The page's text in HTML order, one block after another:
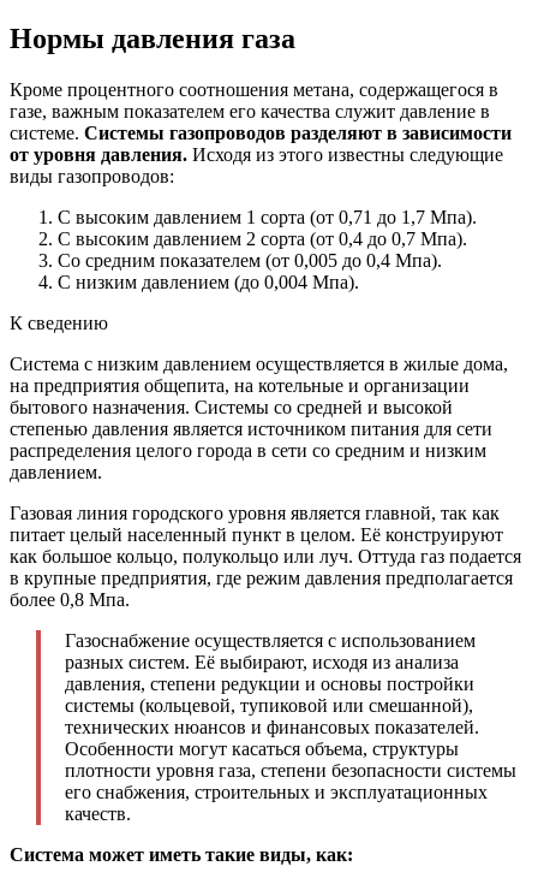
Нормы давления газа
Кроме процентного соотношения метана, содержащегося в
газе, важным показателем его качества служит давление в
системе. Системы газопроводов разделяют в зависимости
от уровня давления. Исходя из этого известны следующие
виды газопроводов:
С высоким давлением 1 сорта (от 0,71 до 1,7 Мпа).
С высоким давлением 2 сорта (от 0,4 до 0,7 Мпа).
Со средним показателем (от 0,005 до 0,4 Мпа).
С низким давлением (до 0,004 Мпа).
К сведению
Система с низким давлением осуществляется в жилые дома,
на предприятия общепита, на котельные и организации
бытового назначения. Системы со средней и высокой
степенью давления является источником питания для сети
распределения целого города в сети со средним и низким
давлением.
Газовая линия городского уровня является главной, так как
питает целый населенный пункт в целом. Её конструируют
как большое кольцо, полукольцо или луч. Оттуда газ подается
в крупные предприятия, где режим давления предполагается
более 0,8 Мпа.
Газоснабжение осуществляется с использованием
разных систем. Её выбирают, исходя из анализа
давления, степени редукции и основы постройки
системы (кольцевой, тупиковой или смешанной),
технических нюансов и финансовых показателей.
Особенности могут касаться объема, структуры
плотности уровня газа, степени безопасности системы
его снабжения, строительных и эксплуатационных
качеств.
Система может иметь такие виды, как: